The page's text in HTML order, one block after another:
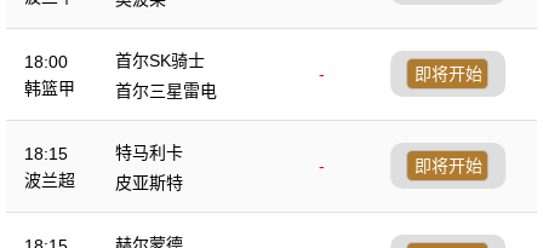
18:00
韩篮甲
首尔SK骑士
-
首尔三星雷电
即将开始
18:15
波兰超
特马利卡
-
皮亚斯特
即将开始